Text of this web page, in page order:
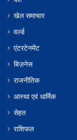
खेल समाचार
वर्ल्ड
एंटरटेनमेंट
बिज़नेस
राजनीतिक
आस्था एवं धार्मिक
सेहत
राशिफल